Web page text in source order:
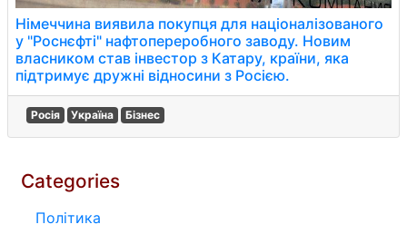
Німеччина виявила покупця для націоналізованого
у "Роснєфті" нафтопереробного заводу. Новим
власником став інвестор з Катару, країни, яка
підтримує дружні відносини з Росією.
Росія Україна Бізнес
Categories
Політика